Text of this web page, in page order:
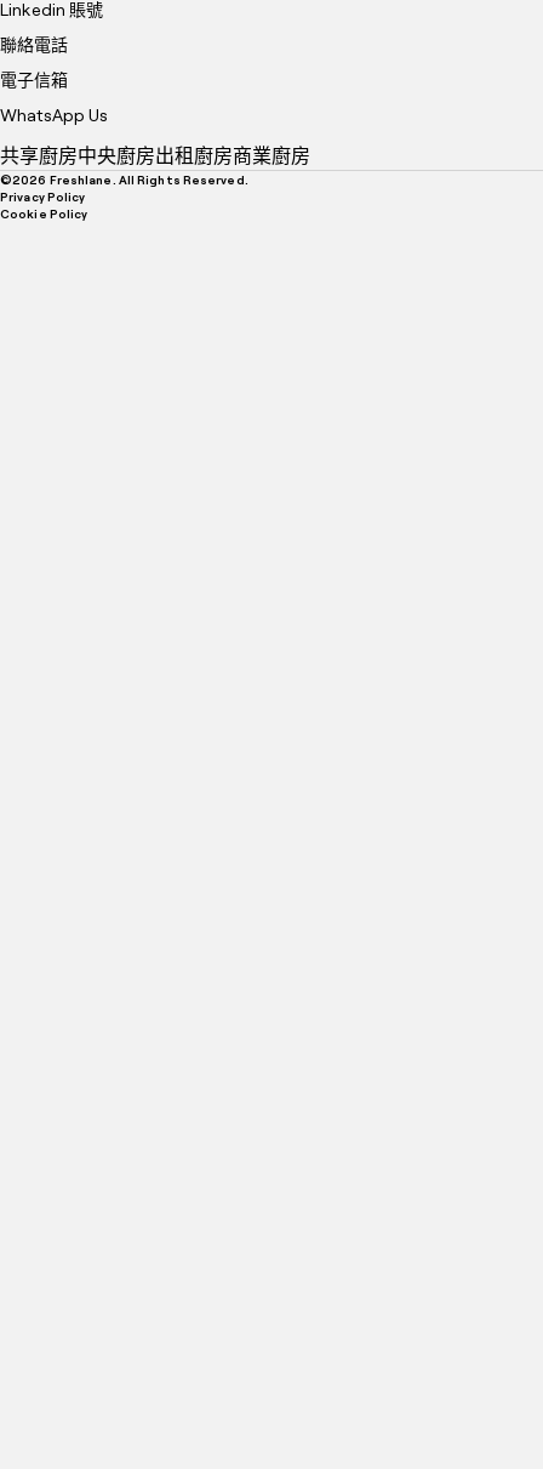
Linkedin 賬號
聯絡電話
電子信箱
WhatsApp Us
共享廚房中央廚房出租廚房商業廚房
©2026 Freshlane. All Rights Reserved.
Privacy Policy
Cookie Policy